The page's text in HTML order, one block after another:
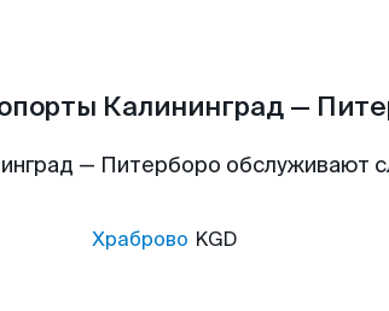
Калининград —
— Питерборо обслуживают
Храброво KGD